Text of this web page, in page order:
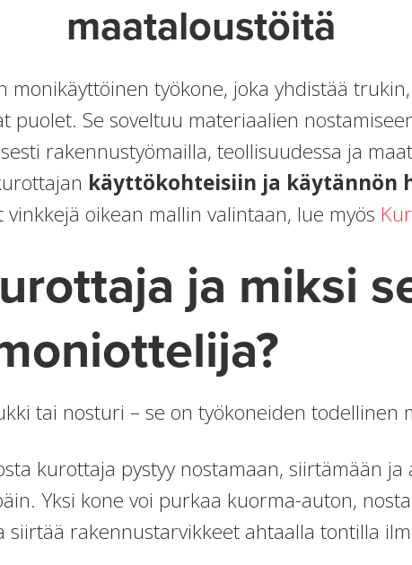
maataloustöitä
monikäyttöinen työkone, joka yhdistää
puolet. Se soveltuu materiaalien
rakennustyömailla, teollisuudessa ja
käyttökohteisiin ja käytännön
vinkkejä oikean mallin valintaan, lue myös
ja miksi
tai nosturi – se on työkoneiden todellinen
kurottaja pystyy nostamaan, siirtämään
Yksi kone voi purkaa kuorma-auton,
siirtää rakennustarvikkeet ahtaalla tontilla